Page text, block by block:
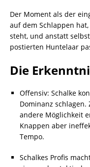
Der Moment als der
auf dem Schlappen
steht, und anstatt
postierten Huntelaar
Die
Offensiv: Schalke
Dominanz schlagen.
andere Möglichkeit
Knappen aber
Tempo.
Schalkes Profis